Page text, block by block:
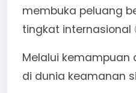
membuka peluang
tingkat internasional
Melalui kemampuan
di dunia keamanan